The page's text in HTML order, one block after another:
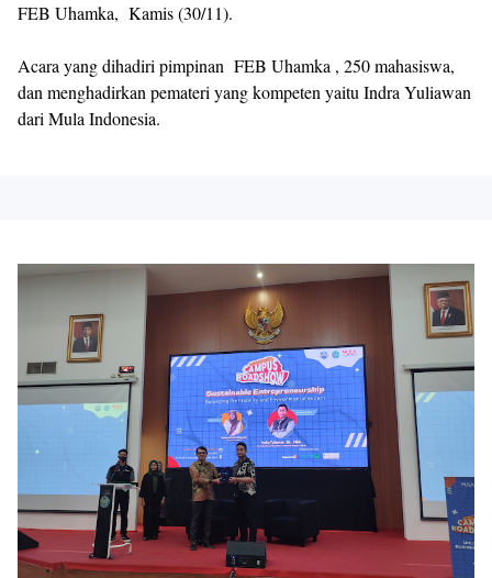
FEB Uhamka, Kamis (30/11).
Acara yang dihadiri pimpinan FEB Uhamka , 250 mahasiswa,
dan menghadirkan pemateri yang kompeten yaitu Indra Yuliawan
dari Mula Indonesia.